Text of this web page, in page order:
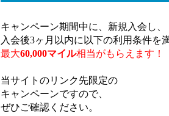
キャンペーン期間中に、新規入会し、
入会後3ヶ月以内に以下の利用条件を
最大60,000マイル相当がもらえます！
当サイトのリンク先限定の
キャンペーンですので、
ぜひご確認ください。